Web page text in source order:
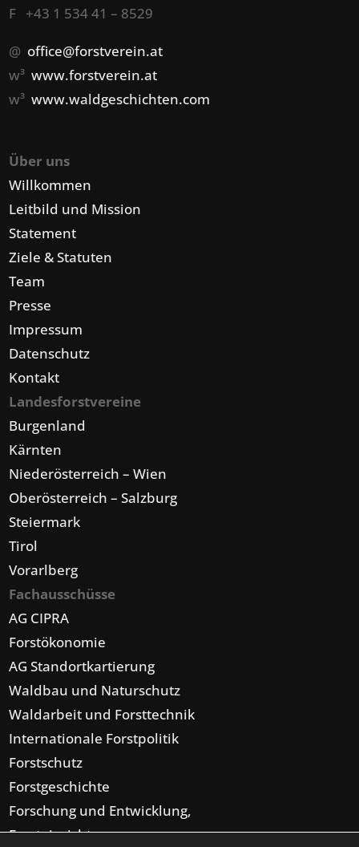
F +43 1 534 41 – 8529
@ office@forstverein.at
w³www.forstverein.at
w³www.waldgeschichten.com
Über uns
Willkommen
Leitbild und Mission
Statement
Ziele & Statuten
Team
Presse
Impressum
Datenschutz
Kontakt
Landesforstvereine
Burgenland
Kärnten
Niederösterreich – Wien
Oberösterreich – Salzburg
Steiermark
Tirol
Vorarlberg
Fachausschüsse
AG CIPRA
Forstökonomie
AG Standortkartierung
Waldbau und Naturschutz
Waldarbeit und Forsttechnik
Internationale Forstpolitik
Forstschutz
Forstgeschichte
Forschung und Entwicklung,
Forsteinrichtung,